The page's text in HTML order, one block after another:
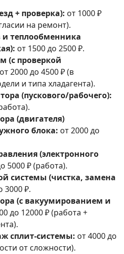
+ проверка): от 1000 ₽
на ремонт).
теплообменника
от 1500 до 2500 ₽.
(с проверкой
от 2000 до 4500 ₽ (в
и типа хладагента).
(пускового/рабочего):
(двигателя)
блока: от 2000 до
(электронного
5000 ₽ (работа).
системы (чистка, замена
3000 ₽.
(с вакуумированием и
до 12000 ₽ (работа +
сплит-системы: от 4000 до
от сложности).